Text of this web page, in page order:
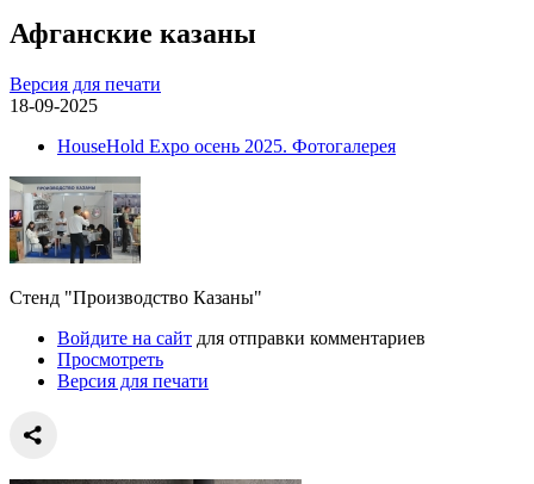
Афганские казаны
Версия для печати
18-09-2025
HouseHold Expo осень 2025. Фотогалерея
Стенд "Производство Казаны"
Войдите на сайт для отправки комментариев
Просмотреть
Версия для печати